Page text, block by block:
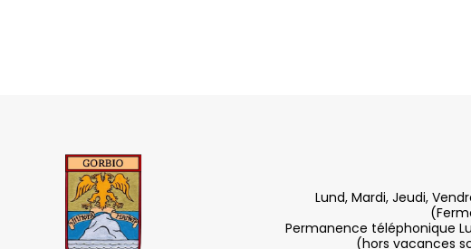
Lund, Mardi, Jeudi,
Permanence téléphonique
(hors vacances